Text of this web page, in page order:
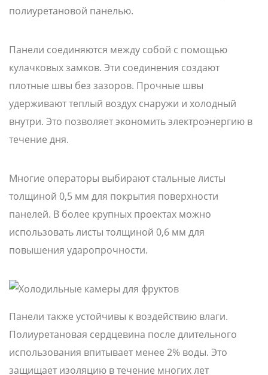
полиуретановой панелью.
Панели соединяются между собой с помощью
кулачковых замков. Эти соединения создают
плотные швы без зазоров. Прочные швы
удерживают теплый воздух снаружи и холодный
внутри. Это позволяет экономить электроэнергию в
течение дня.
Многие операторы выбирают стальные листы
толщиной 0,5 мм для покрытия поверхности
панелей. В более крупных проектах можно
использовать листы толщиной 0,6 мм для
повышения ударопрочности.
Панели также устойчивы к воздействию влаги.
Полиуретановая сердцевина после длительного
использования впитывает менее 2% воды. Это
защищает изоляцию в течение многих лет